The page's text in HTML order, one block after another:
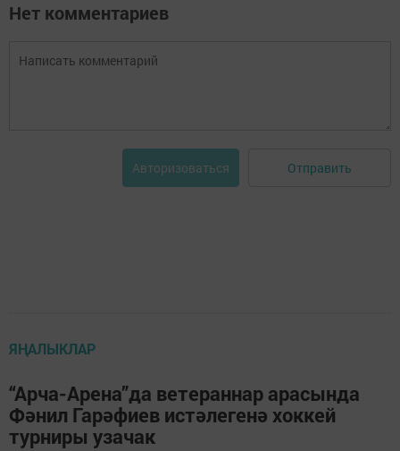
Нет комментариев
Авторизоваться Отправить
ЯҢАЛЫКЛАР
“Арча-Арена”да ветераннар арасында
Фәнил Гарәфиев истәлегенә хоккей
турниры узачак